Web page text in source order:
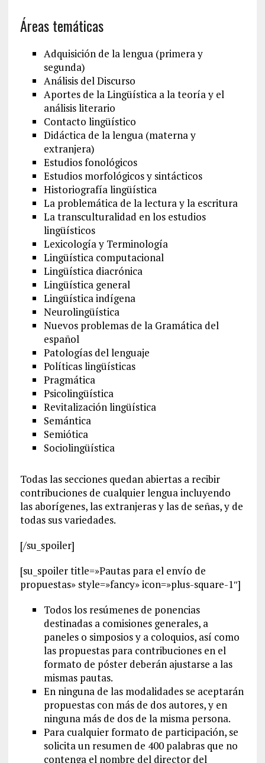
Áreas temáticas
Adquisición de la lengua (primera y
segunda)
Análisis del Discurso
Aportes de la Lingüística a la teoría y el
análisis literario
Contacto lingüístico
Didáctica de la lengua (materna y
extranjera)
Estudios fonológicos
Estudios morfológicos y sintácticos
Historiografía lingüística
La problemática de la lectura y la escritura
La transculturalidad en los estudios
lingüísticos
Lexicología y Terminología
Lingüística computacional
Lingüística diacrónica
Lingüística general
Lingüística indígena
Neurolingüística
Nuevos problemas de la Gramática del
español
Patologías del lenguaje
Políticas lingüísticas
Pragmática
Psicolingüística
Revitalización lingüística
Semántica
Semiótica
Sociolingüística
Todas las secciones quedan abiertas a recibir
contribuciones de cualquier lengua incluyendo
las aborígenes, las extranjeras y las de señas, y de
todas sus variedades.
[/su_spoiler]
[su_spoiler title=»Pautas para el envío de
propuestas» style=»fancy» icon=»plus-square-1″]
Todos los resúmenes de ponencias
destinadas a comisiones generales, a
paneles o simposios y a coloquios, así como
las propuestas para contribuciones en el
formato de póster deberán ajustarse a las
mismas pautas.
En ninguna de las modalidades se aceptarán
propuestas con más de dos autores, y en
ninguna más de dos de la misma persona.
Para cualquier formato de participación, se
solicita un resumen de 400 palabras que no
contenga el nombre del director del